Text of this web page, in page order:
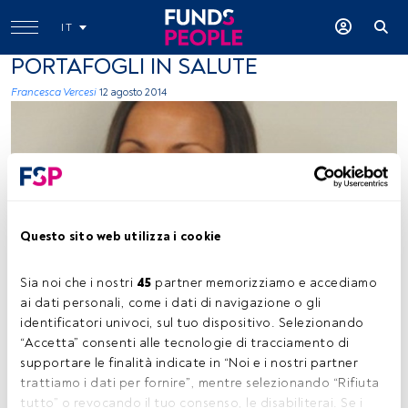
Questo sito web utilizza i cookie
Sia noi che i nostri 45 partner memorizziamo e accediamo
ai dati personali, come i dati di navigazione o gli
identificatori univoci, sul tuo dispositivo. Selezionando
“Accetta” consenti alle tecnologie di tracciamento di
supportare le finalità indicate in “Noi e i nostri partner
trattiamo i dati per fornire”, mentre selezionando “Rifiuta
tutto” o revocando il tuo consenso, le disabiliterai. Se i
IT
PORTAFOGLI IN SALUTE
Francesca Vercesi 12 agosto 2014
Tempo di lettura: 2 min.
E cco in cosa investe l’Eurizon Azioni Salute, il fondo
azionario italiano che ha dato il migliore rendimento